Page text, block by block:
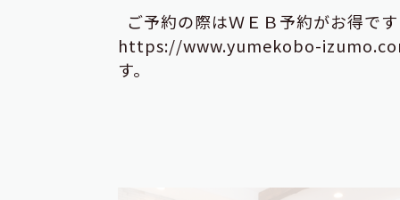
ご予約の際はＷＥＢ予約がお得で
https://www.yumekobo-
す。